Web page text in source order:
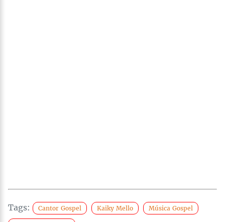
Tags: Cantor Gospel Kaiky Mello Música Gospel